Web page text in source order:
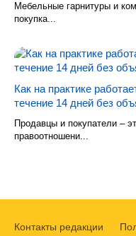
Мебельные гарнитуры и
покупка...
Как на практике
течение 14 дней без
Продавцы и покупатели –
правоотношени...
Контакты редакции